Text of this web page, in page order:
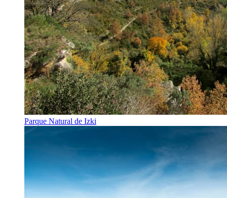
Parque Natural de Izki